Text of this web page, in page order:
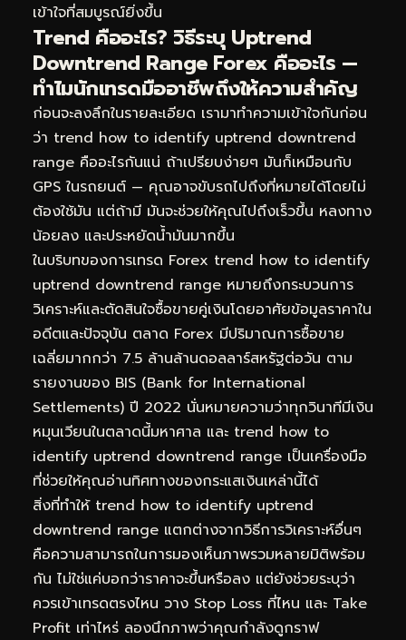
เข้าใจที่สมบูรณ์ยิ่งขึ้น
Trend คืออะไร? วิธีระบุ Uptrend
Downtrend Range Forex คืออะไร —
ทำไมนักเทรดมืออาชีพถึงให้ความสำคัญ
ก่อนจะลงลึกในรายละเอียด เรามาทำความเข้าใจกันก่อน
ว่า trend how to identify uptrend downtrend
range คืออะไรกันแน่ ถ้าเปรียบง่ายๆ มันก็เหมือนกับ
GPS ในรถยนต์ — คุณอาจขับรถไปถึงที่หมายได้โดยไม่
ต้องใช้มัน แต่ถ้ามี มันจะช่วยให้คุณไปถึงเร็วขึ้น หลงทาง
น้อยลง และประหยัดน้ำมันมากขึ้น
ในบริบทของการเทรด Forex trend how to identify
uptrend downtrend range หมายถึงกระบวนการ
วิเคราะห์และตัดสินใจซื้อขายคู่เงินโดยอาศัยข้อมูลราคาใน
อดีตและปัจจุบัน ตลาด Forex มีปริมาณการซื้อขาย
เฉลี่ยมากกว่า 7.5 ล้านล้านดอลลาร์สหรัฐต่อวัน ตาม
รายงานของ BIS (Bank for International
Settlements) ปี 2022 นั่นหมายความว่าทุกวินาทีมีเงิน
หมุนเวียนในตลาดนี้มหาศาล และ trend how to
identify uptrend downtrend range เป็นเครื่องมือ
ที่ช่วยให้คุณอ่านทิศทางของกระแสเงินเหล่านี้ได้
สิ่งที่ทำให้ trend how to identify uptrend
downtrend range แตกต่างจากวิธีการวิเคราะห์อื่นๆ
คือความสามารถในการมองเห็นภาพรวมหลายมิติพร้อม
กัน ไม่ใช่แค่บอกว่าราคาจะขึ้นหรือลง แต่ยังช่วยระบุว่า
ควรเข้าเทรดตรงไหน วาง Stop Loss ที่ไหน และ Take
Profit เท่าไหร่ ลองนึกภาพว่าคุณกำลังดูกราฟ